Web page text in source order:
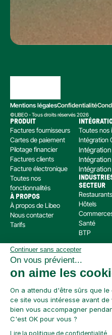
Mentions légalesConfidentialité
©LIBEO - Tous droits réservés 2026
Libeo, société par actions simplifiée
est situé au 112 Avenue de Paris, 94300
pour le Registre Unique des Intermédiaires
le numéro 220 063 49 en tant que (i)
paiement (COBSP) et (ii) mandataire non
Paiement (MOBSP) de la société SWAN
et MOBSP peuvent être vérifiées à tout
l’adresse suivante :
https://www.orias.fr/
PRODUIT
Factures fournisseurs
Cartes de paiement
Pilotage financier
Factures clients
Facture électronique
Toutes nos
fonctionnalités
À PROPOS
À propos de Libeo
Nous contacter
Tarifs
Toutes nos
Intégration
Intégration
SECTEUR
Restaurants
Hôtels
Santé
BTP
Continuer sans accepter
On vous prévient...
on aime les
On a attendu d'être sûrs que le
ce site vous intéresse avant
bien vous accompagner
C'est OK pour vous ?
Lire la politique de confidentialité